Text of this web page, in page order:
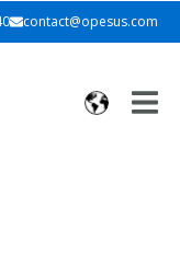
contact@opesus.com